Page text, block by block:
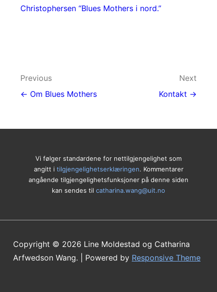
Christophersen “Blues Mothers i nord.”
Post
navigation
Previous
← Om Blues Mothers
Next
Kontakt →
Vi følger standardene for nettilgjengelighet som
angitt i tilgjengelighetserklæringen. Kommentarer
angående tilgjengelighetsfunksjoner på denne siden
kan sendes til catharina.wang@uit.no
Copyright © 2026 Line Moldestad og Catharina
Arfwedson Wang.
| Powered by Responsive Theme